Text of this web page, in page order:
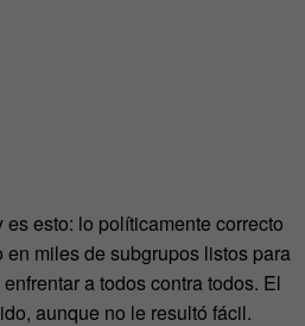
esto: lo políticamente correcto
miles de subgrupos listos para
a todos contra todos. El
aunque no le resultó fácil.